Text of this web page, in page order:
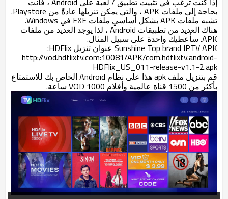
بحاجة إلى ملفات APK ، والتي يمكن تنزيلها عادةً من Playstore.
تشبه ملفات APK بشكل أساسي ملفات EXE في Windows.
هناك العديد من تطبيقات Android ، لذا يوجد العديد من ملفات
APK. سأعطيك واحدة على سبيل المثال.
Sunshine Top brand IPTV APK عنوان تنزيل HDFlix:
http://vod.hdflixtv.com:10081/APK/com.hdflixtv.android-
HDFlix_US_011-release-v1.1-2.apk
قم بتنزيل ملف apk هذا على نظام Android الخاص بك للاستمتاع
بأكثر من 1500 قناة عالمية وأفلام VOD 1000 ساعة.